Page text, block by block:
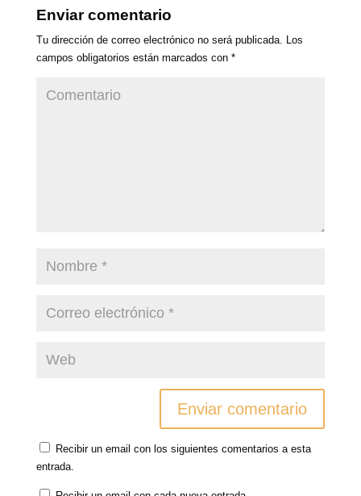
Enviar comentario
Tu dirección de correo electrónico no será publicada. Los
campos obligatorios están marcados con *
Recibir un email con los siguientes comentarios a esta
entrada.